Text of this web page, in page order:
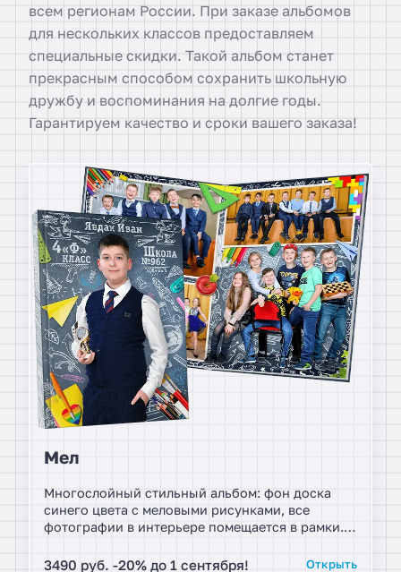
всем регионам России. При заказе альбомов
для нескольких классов предоставляем
специальные скидки. Такой альбом станет
прекрасным способом сохранить школьную
дружбу и воспоминания на долгие годы.
Гарантируем качество и сроки вашего заказа!
Мел
Многослойный стильный альбом: фон доска
синего цвета с меловыми рисунками, все
фотографии в интерьере помещается в рамки.
как будто выглядывают из рамочек. Элементы
3490 руб. -20% до 1 сентября! Открыть